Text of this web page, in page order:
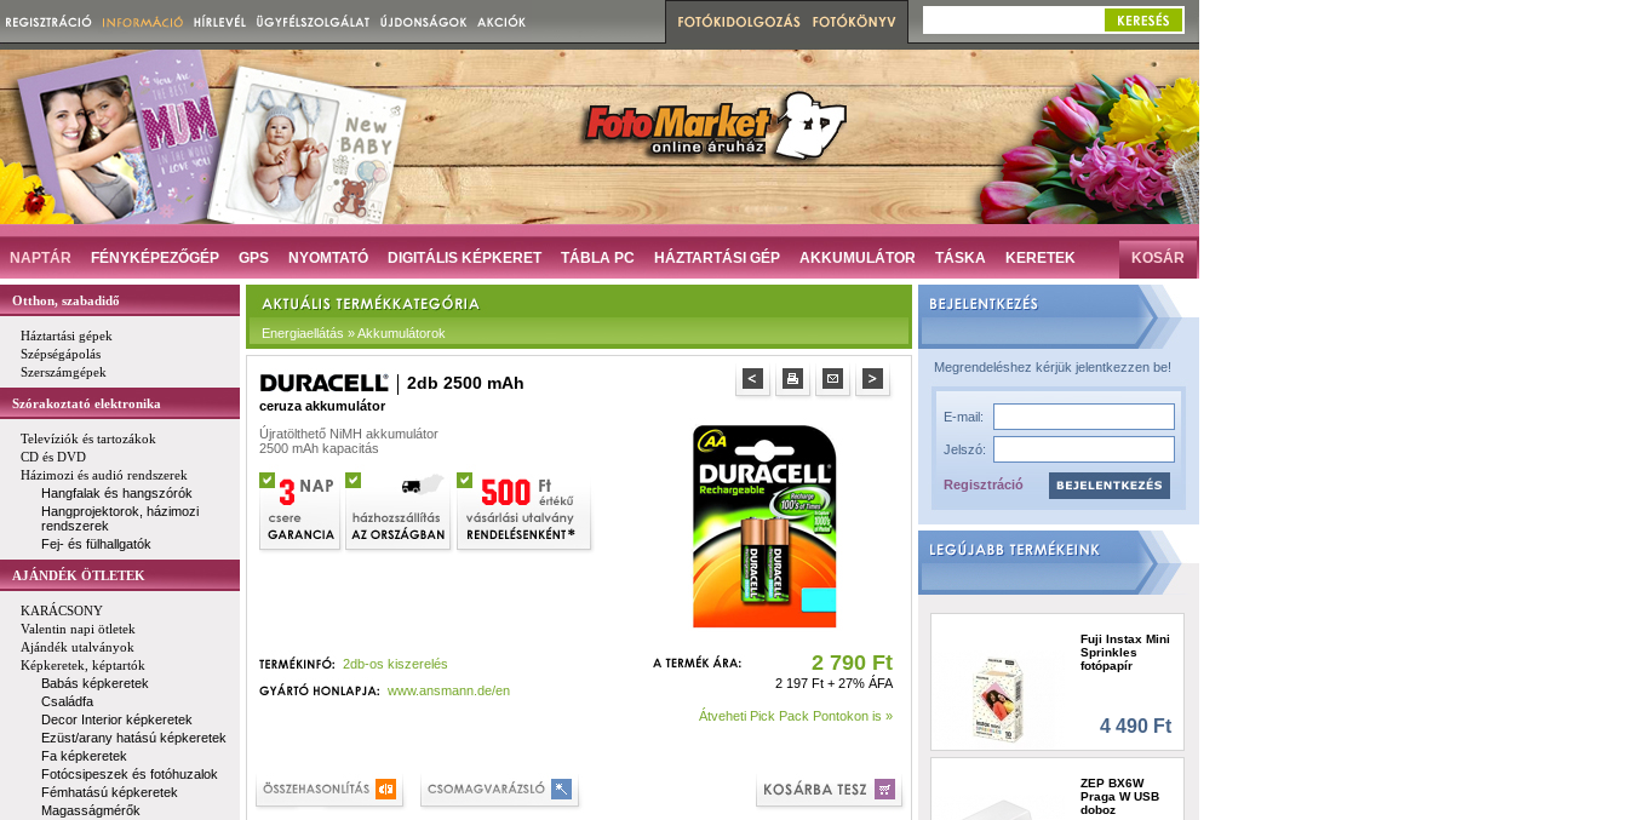
NAPTÁR FÉNYKÉPEZŐGÉP GPS NYOMTATÓ DIGITÁLIS KÉPKERET TÁBLA PC HÁZTARTÁSI GÉP AKKUMULÁTOR TÁSKA KERETEK KOSÁR
Otthon, szabadidő
Háztartási gépek
Szépségápolás
Szerszámgépek
Szórakoztató elektronika
Televíziók és tartozákok
CD és DVD
Házimozi és audió rendszerek
Hangfalak és hangszórók
Hangprojektorok, házimozi
rendszerek
Fej- és fülhallgatók
AJÁNDÉK ÖTLETEK
KARÁCSONY
Valentin napi ötletek
Ajándék utalványok
Képkeretek, képtartók
Babás képkeretek
Családfa
Decor Interior képkeretek
Ezüst/arany hatású képkeretek
Fa képkeretek
Fotócsipeszek és fotóhuzalok
Fémhatású képkeretek
Magasságmérők
Energiaellátás » Akkumulátorok
2db 2500 mAh
ceruza akkumulátor
Újratölthető NiMH akkumulátor
2500 mAh kapacitás
2db-os kiszerelés
www.ansmann.de/en
2 790 Ft
2 197 Ft + 27% ÁFA
Átveheti Pick Pack Pontokon is »
Megrendeléshez kérjük jelentkezzen be!
E-mail:
Jelszó:
Regisztráció
Fuji Instax Mini
Sprinkles
fotópapír
4 490 Ft
ZEP BX6W
Praga W USB
doboz